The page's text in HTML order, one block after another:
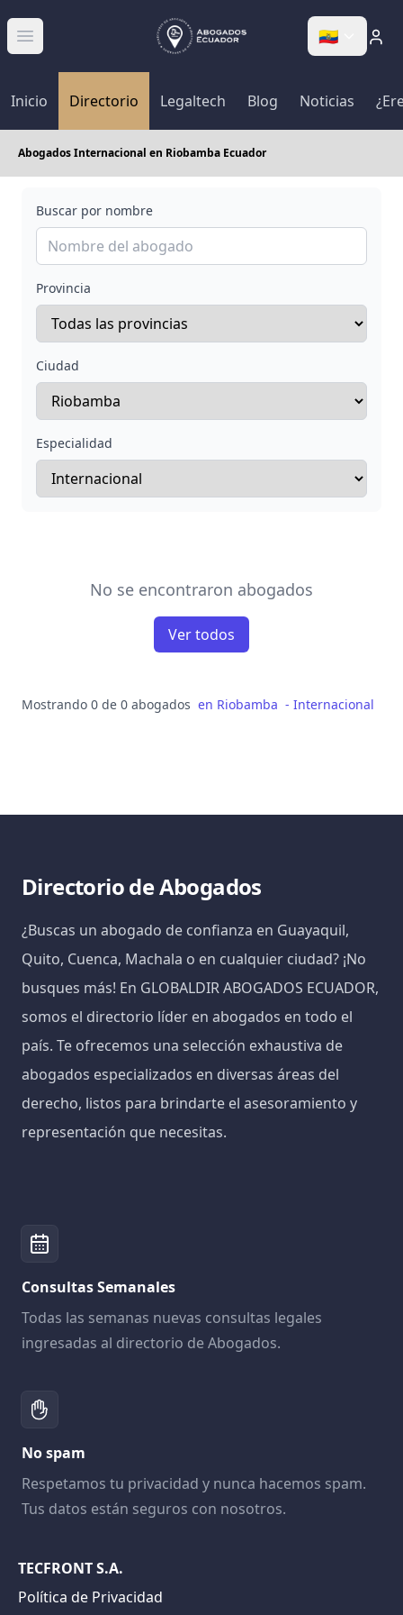
Abrir menú 🇪🇨
Inicio Directorio Legaltech Blog Noticias
Abogados Internacional en Riobamba Ecuador
Buscar por nombre
Provincia
Ciudad
Especialidad
No se encontraron abogados
Ver todos
Mostrando 0 de 0 abogados en Riobamba - Internacional
Directorio de Abogados
¿Buscas un abogado de confianza en Guayaquil,
Quito, Cuenca, Machala o en cualquier ciudad? ¡No
busques más! En GLOBALDIR ABOGADOS ECUADOR,
somos el directorio líder en abogados en todo el
país. Te ofrecemos una selección exhaustiva de
abogados especializados en diversas áreas del
derecho, listos para brindarte el asesoramiento y
representación que necesitas.
Consultas Semanales
Todas las semanas nuevas consultas legales
ingresadas al directorio de Abogados.
No spam
Respetamos tu privacidad y nunca hacemos spam.
Tus datos están seguros con nosotros.
TECFRONT S.A.
Política de Privacidad